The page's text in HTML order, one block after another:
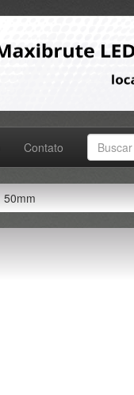
Contato
50mm